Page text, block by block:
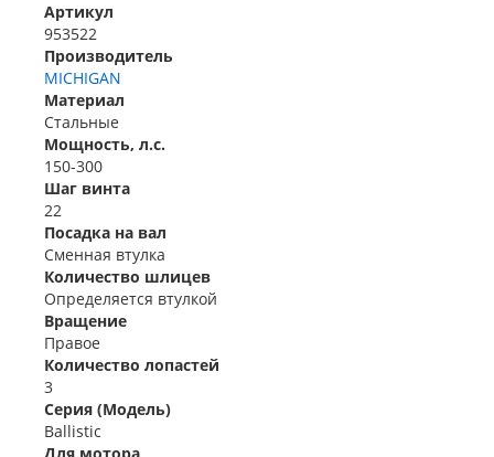
Артикул
953522
Производитель
MICHIGAN
Материал
Стальные
Мощность, л.с.
150-300
Шаг винта
22
Посадка на вал
Сменная втулка
Количество шлицев
Определяется втулкой
Вращение
Правое
Количество лопастей
3
Серия (Модель)
Ballistic